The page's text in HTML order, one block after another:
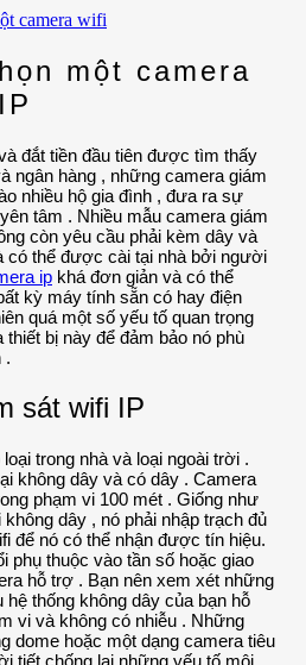
một camera
đắt tiền đầu tiên được tìm thấy
ngân hàng , những camera giám
nhiều hộ gia đình , đưa ra sự
tâm . Nhiều mẫu camera giám
còn yêu cầu phải kèm dây và
có thể được cài tại nhà bởi người
ip khá đơn giản và có thể
kỳ máy tính sẵn có hay điện
quá một số yếu tố quan trọng
bị này để đảm bảo nó phù
.
sát wifi IP
trong nhà và loại ngoài trời .
không dây và có dây . Camera
phạm vi 100 mét . Giống như
dây , nó phải nhập trạch đủ
để nó có thể nhận được tín hiệu.
phụ thuộc vào tần số hoặc giao
hỗ trợ . Bạn nên xem xét những
thống không dây của bạn hỗ
vi và không có nhiễu . Những
dome hoặc một dạng camera tiêu
tiết chống lại những yếu tố môi